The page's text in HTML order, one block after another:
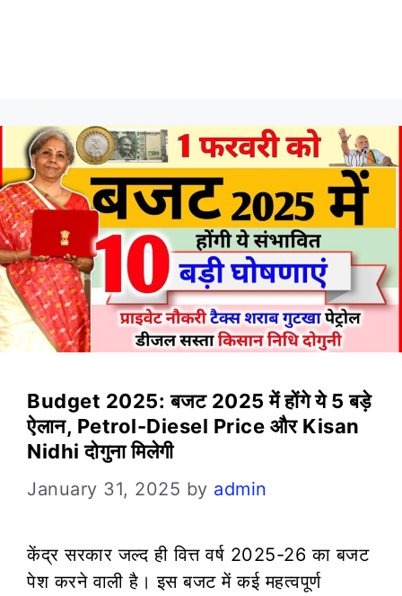
Budget 2025: बजट 2025 में होंगे ये 5 बड़े
ऐलान, Petrol-Diesel Price और Kisan
Nidhi दोगुना मिलेगी
January 31, 2025 by admin
केंद्र सरकार जल्द ही वित्त वर्ष 2025-26 का बजट
पेश करने वाली है। इस बजट में कई महत्वपूर्ण